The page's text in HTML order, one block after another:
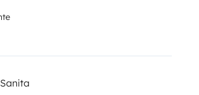
Sanita